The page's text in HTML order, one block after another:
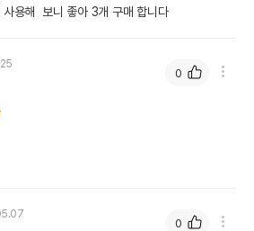
용해  보니 좋아 3개 구매 합니다
0
0